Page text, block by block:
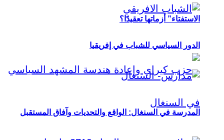
الاستفتاء” أزماتها تعقيدًا؟
الدور السياسي للشباب في إفريقيا
المدرسة في السنغال: الواقع والتحديات وآفاق المستقبل